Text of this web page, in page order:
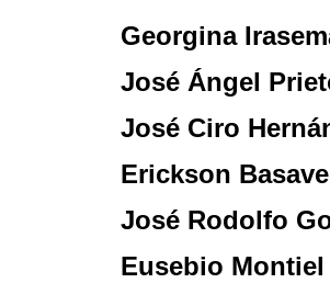
Georgina
José Ángel
José Ciro
Erickson
José Rodolfo
Eusebio